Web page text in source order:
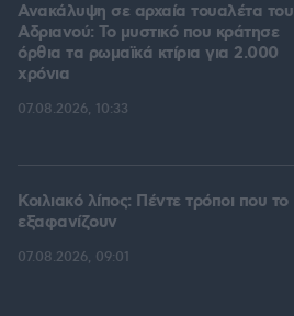
Ανακάλυψη σε αρχαία τουαλέτα του
Αδριανού: Το μυστικό που κράτησε
όρθια τα ρωμαϊκά κτίρια για 2.000
χρόνια
07.08.2026, 10:33
Κοιλιακό λίπος: Πέντε τρόποι που το
εξαφανίζουν
07.08.2026, 09:01